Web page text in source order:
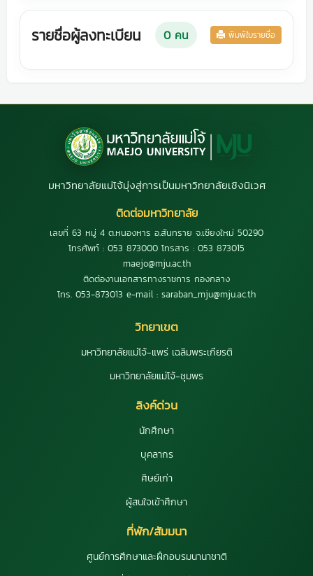
รายชื่อผู้ลงทะเบียน 0คน พิมพ์ใบรายชื่อ
มหาวิทยาลัยแม่โจ้มุ่งสู่การเป็นมหาวิทยาลัยเชิงนิเวศ
ติดต่อมหาวิทยาลัย
เลขที่ 63 หมู่ 4 ต.หนองหาร อ.สันทราย จ.เชียงใหม่ 50290
โทรศัพท์ : 053 873000 โทรสาร : 053 873015
maejo@mju.ac.th
ติดต่องานเอกสารทางราชการ กองกลาง
โทร. 053-873013 e-mail : saraban_mju@mju.ac.th
วิทยาเขต
มหาวิทยาลัยแม่โจ้-แพร่ เฉลิมพระเกียรติ
มหาวิทยาลัยแม่โจ้-ชุมพร
ลิงค์ด่วน
นักศึกษา
บุคลากร
ศิษย์เก่า
ผู้สนใจเข้าศึกษา
ที่พัก/สัมมนา
ศูนย์การศึกษาและฝึกอบรมนานาชาติ